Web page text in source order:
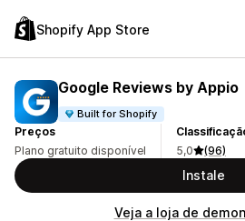
Shopify App Store
Google Reviews by Appio
Built for Shopify
Preços
Plano gratuito disponível
5,0
(96)
Instale
Veja a loja de